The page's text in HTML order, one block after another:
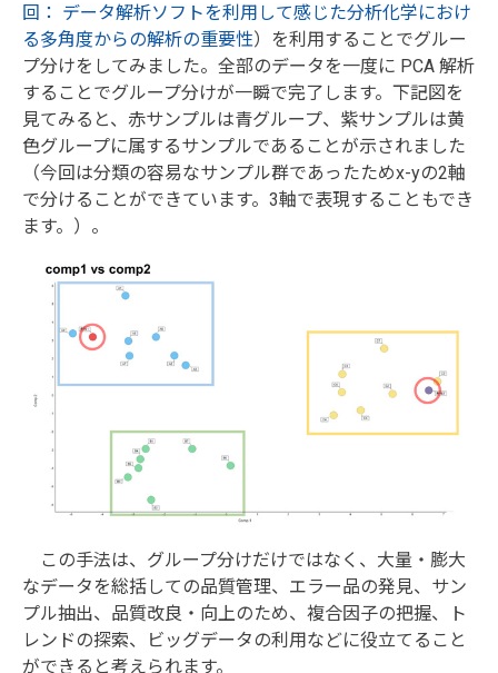
回： データ解析ソフトを利用して感じた分析化学におけ
る多角度からの解析の重要性）を利用することでグルー
プ分けをしてみました。全部のデータを一度に PCA 解析
することでグループ分けが一瞬で完了します。下記図を
見てみると、赤サンプルは青グループ、紫サンプルは黄
色グループに属するサンプルであることが示されました
（今回は分類の容易なサンプル群であったためx-yの2軸
で分けることができています。3軸で表現することもでき
ます。）。
この手法は、グループ分けだけではなく、大量・膨大
なデータを総括しての品質管理、エラー品の発見、サン
プル抽出、品質改良・向上のため、複合因子の把握、ト
レンドの探索、ビッグデータの利用などに役立てること
ができると考えられます。